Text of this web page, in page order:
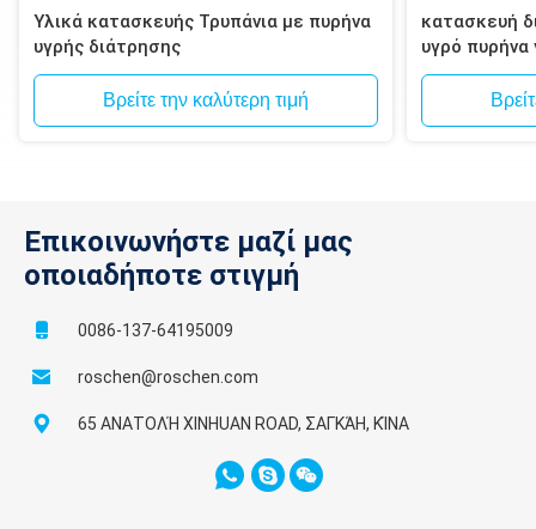
Υλικά κατασκευής Τρυπάνια με πυρήνα
υγρής διάτρησης
Βρείτε την καλύτερη τιμή
κατασκευή
υγρό
τοιχοποιία,
Επικοινωνήστε μαζί μας
οποιαδήποτε στιγμή
0086-137-64195009
roschen@roschen.com
65 ΑΝΑΤΟΛΉ XINHUAN ROAD, ΣΑΓΚΆΗ, ΚΊΝΑ